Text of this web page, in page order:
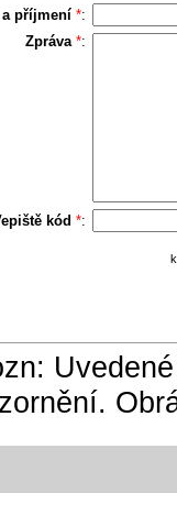
příjmení *:
Zpráva *:
kód *: